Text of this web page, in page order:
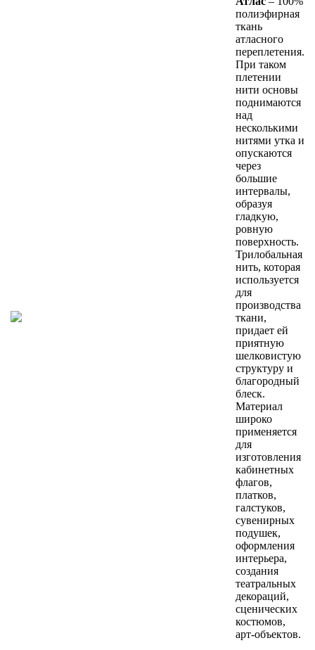
полиэфирная
ткань
атласного
переплетения.
При таком
плетении
нити основы
поднимаются
над
несколькими
нитями утка и
опускаются
через
большие
интервалы,
образуя
гладкую,
ровную
поверхность.
Трилобальная
нить, которая
используется
для
производства
ткани,
придает ей
приятную
шелковистую
структуру и
благородный
блеск.
Материал
широко
применяется
для
изготовления
кабинетных
флагов,
платков,
галстуков,
сувенирных
подушек,
оформления
интерьера,
создания
театральных
декораций,
сценических
костюмов,
арт-объектов.